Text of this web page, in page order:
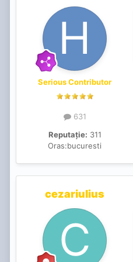
Serious Contributor
631
Reputație: 311
Oras:bucuresti
cezariulius